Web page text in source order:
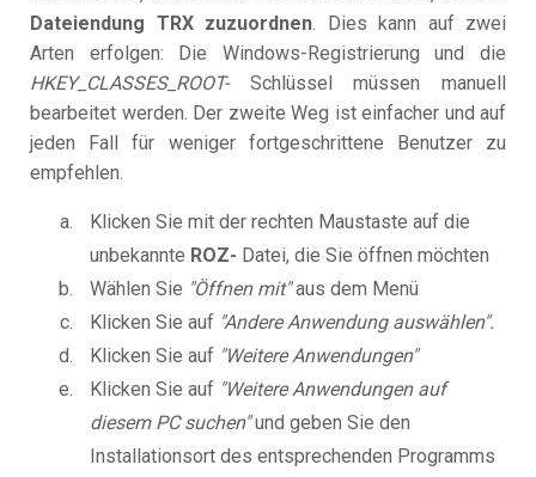
Dateiendung TRX zuzuordnen. Dies kann auf zwei
Arten erfolgen: Die Windows-Registrierung und die
HKEY_CLASSES_ROOT-Schlüssel müssen manuell
bearbeitet werden. Der zweite Weg ist einfacher und auf
jeden Fall für weniger fortgeschrittene Benutzer zu
empfehlen.
Klicken Sie mit der rechten Maustaste auf die
unbekannte ROZ- Datei, die Sie öffnen möchten
Wählen Sie "Öffnen mit"aus dem Menü
Klicken Sie auf "Andere Anwendung auswählen".
Klicken Sie auf "Weitere Anwendungen"
Klicken Sie auf "Weitere Anwendungen auf
diesem PC suchen"und geben Sie den
Installationsort des entsprechenden Programms